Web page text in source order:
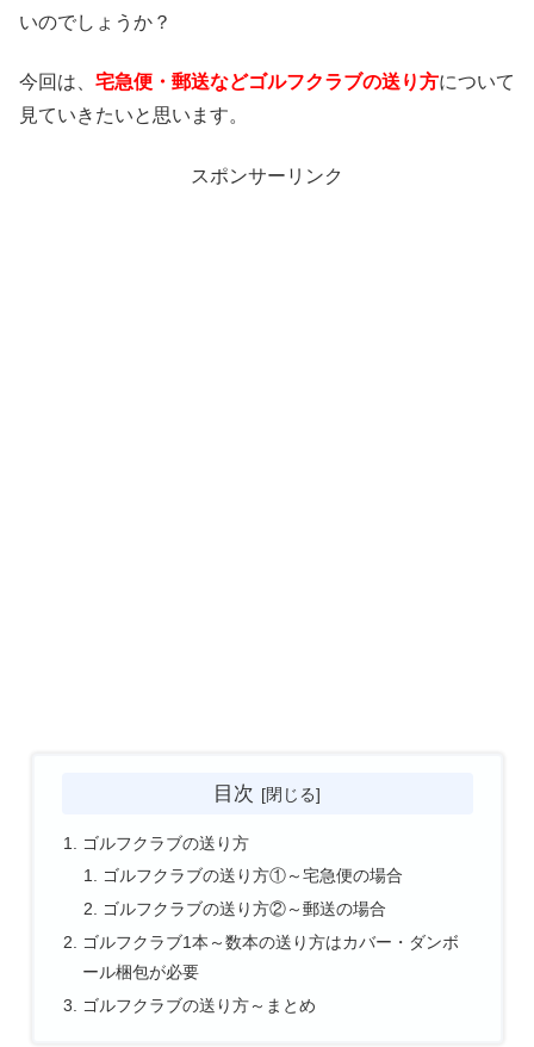
いのでしょうか？
今回は、 宅急便・郵送などゴルフクラブの送り方について
見ていきたいと思います。
スポンサーリンク
目次
ゴルフクラブの送り方
ゴルフクラブの送り方①～宅急便の場合
ゴルフクラブの送り方②～郵送の場合
ゴルフクラブ1本～数本の送り方はカバー・ダンボ
ール梱包が必要
ゴルフクラブの送り方～まとめ